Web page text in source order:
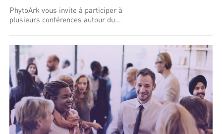
PhytoArk vous invite à participer à
plusieurs conférences autour du...